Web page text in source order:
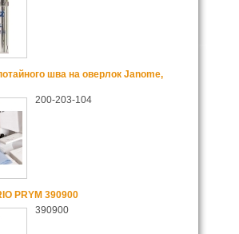
шва на оверлок Janome,
200-203-104
PRYM 390900
390900